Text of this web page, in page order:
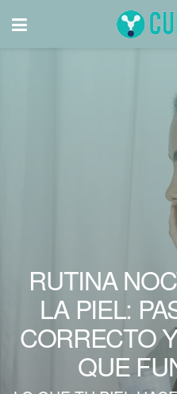
RUTINA
LA PIEL:
CORRECTO
QUE